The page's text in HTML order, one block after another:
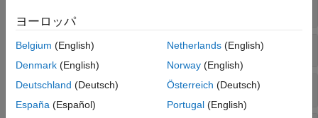
構造化要素と連結性配列の作成
ルックアップ テーブルの作成と使用
ヨーロッパ
Belgium (English)
Denmark (English)
Deutschland (Deutsch)
España (Español)
Netherlands(English)
Norway(English)
Österreich (Deutsch)
Portugal(English)